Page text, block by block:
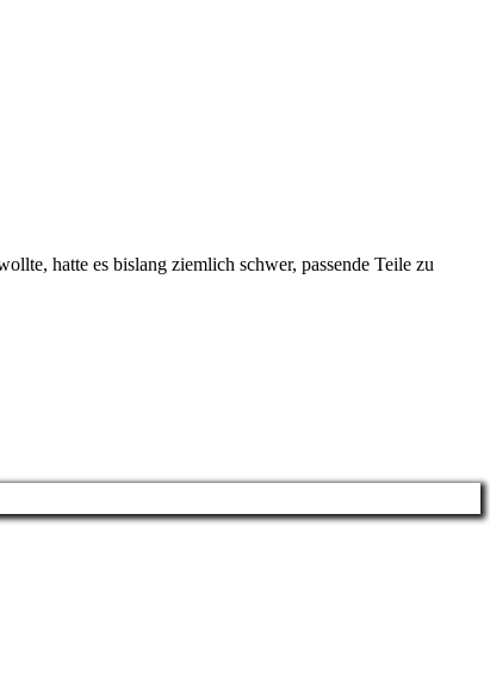
hatte es bislang ziemlich schwer, passende Teile zu